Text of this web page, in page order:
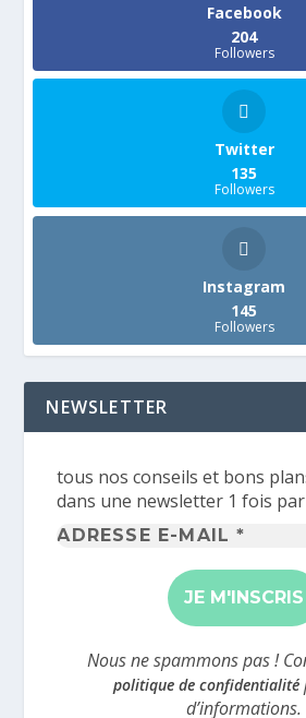
Facebook
204
Followers
Twitter
135
Followers
Instagram
145
Followers
NEWSLETTER
tous nos conseils et bons
dans une newsletter 1 fois
Adresse
mail
*
Nous ne spammons pas !
politique de confidentialité
d’informations.